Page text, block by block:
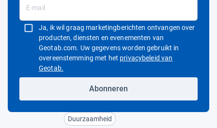
Duurzaamheid
Ja, ik wil graag marketingberichten ontvangen over
producten, diensten en evenementen van
Geotab.com. Uw gegevens worden gebruikt in
overeenstemming met het privacybeleid van
Geotab.Openen in een nieuw venster
Abonneren